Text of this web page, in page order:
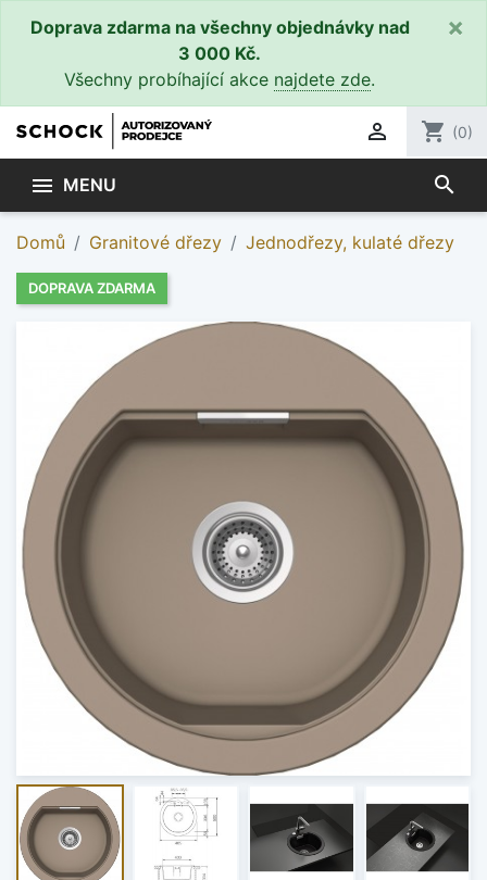
Doprava zdarma na všechny objednávky nad
3 000 Kč.
Všechny probíhající akce najdete zde.
×
 shopping_cart (0)
 MENU search
Domů Granitové dřezy Jednodřezy, kulaté dřezy
DOPRAVA ZDARMA